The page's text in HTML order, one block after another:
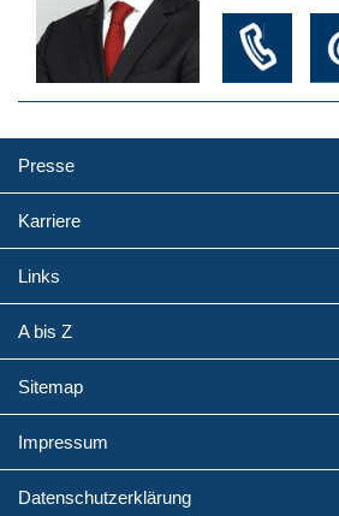
Presse
Karriere
Links
A bis Z
Sitemap
Impressum
Datenschutzerklärung